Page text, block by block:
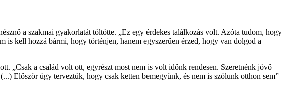
a szakmai gyakorlatát töltötte. „Ez egy érdekes találkozás volt. Azóta tudom, hogy
kell hozzá bármi, hogy történjen, hanem egyszerűen érzed, hogy van dolgod a
„Csak a család volt ott, egyrészt most nem is volt időnk rendesen. Szeretnénk jövő
Először úgy terveztük, hogy csak ketten bemegyünk, és nem is szólunk otthon sem” –